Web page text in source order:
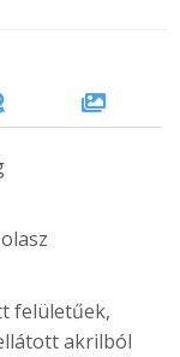
felületűek,
akrilból